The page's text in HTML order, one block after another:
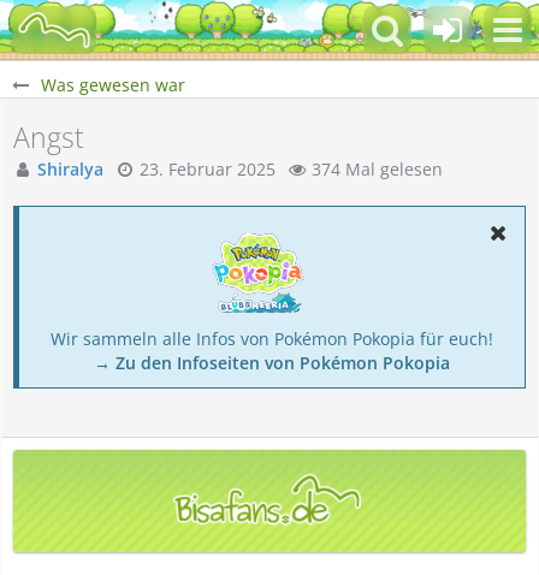
Was gewesen war
Angst
Shiralya 23. Februar 2025 374 Mal gelesen
Wir sammeln alle Infos von Pokémon Pokopia für euch!
→ Zu den Infoseiten von Pokémon Pokopia